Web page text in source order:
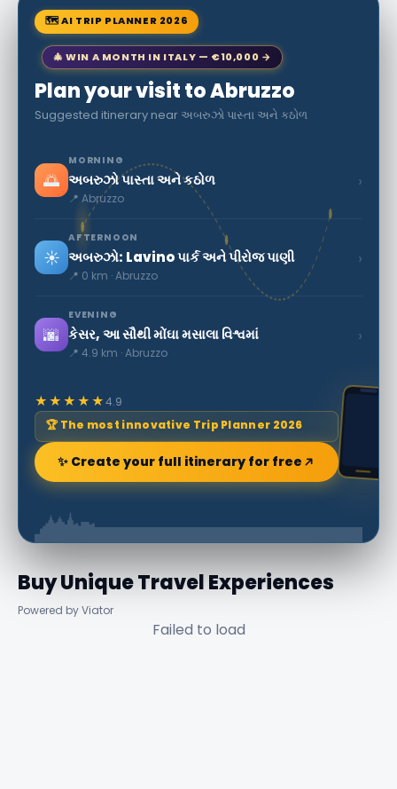
🗺 AI TRIP PLANNER 2026
🎄 WIN A MONTH IN ITALY — €10,000 →
Plan your visit to Abruzzo
Suggested itinerary near અબરુઝો પાસ્તા અને કઠોળ
🌅
MORNING
અબરુઝો પાસ્તા અને કઠોળ
📍 Abruzzo
›
☀️
AFTERNOON
અબરુઝો: Lavino પાર્ક અને પીરોજ પાણી
📍 0 km · Abruzzo
›
🌆
EVENING
કેસર, આ સૌથી મોંઘા મસાલા વિશ્વમાં
📍 4.9 km · Abruzzo
›
★★★★★4.9
🏆 The most innovative Trip Planner 2026
✨ Create your full itinerary for free
Buy Unique Travel Experiences
Powered by Viator
Failed to load